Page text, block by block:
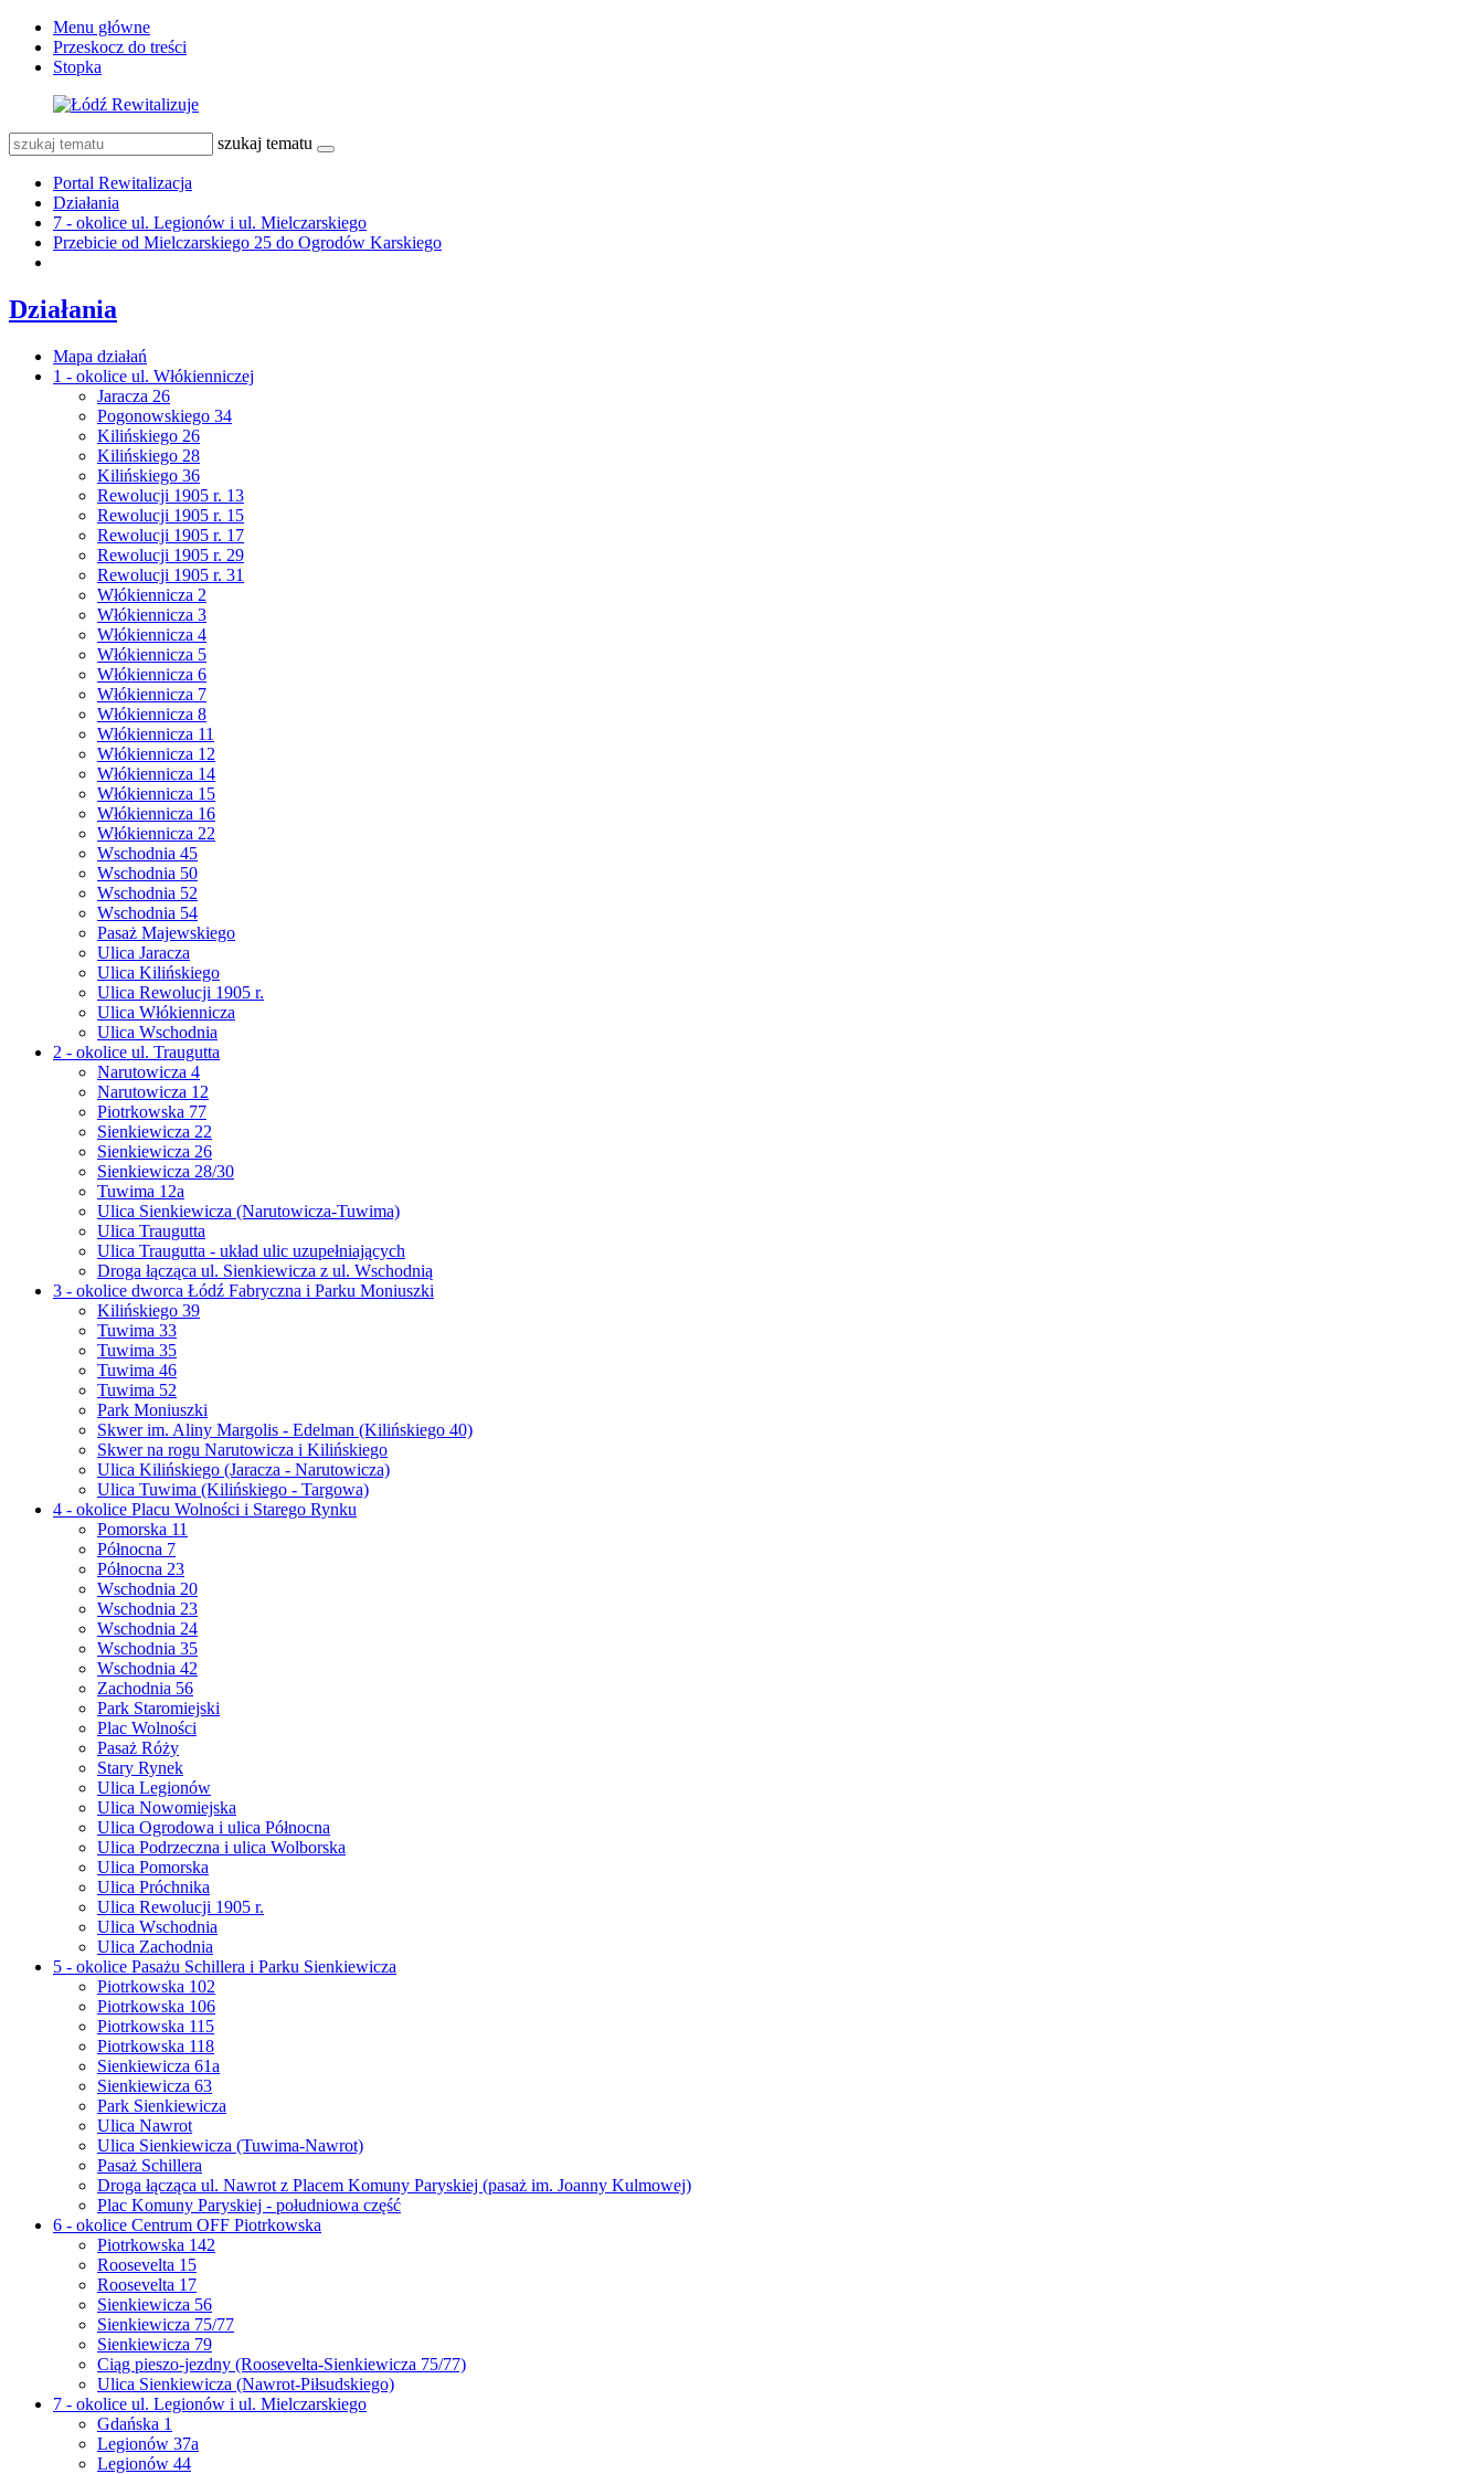
Menu główne
Przeskocz do treści
Stopka
szukaj tematu
Portal Rewitalizacja
Działania
7 - okolice ul. Legionów i ul. Mielczarskiego
Przebicie od Mielczarskiego 25 do Ogrodów Karskiego
Działania
Mapa działań
1 - okolice ul. Włókienniczej
Jaracza 26
Pogonowskiego 34
Kilińskiego 26
Kilińskiego 28
Kilińskiego 36
Rewolucji 1905 r. 13
Rewolucji 1905 r. 15
Rewolucji 1905 r. 17
Rewolucji 1905 r. 29
Rewolucji 1905 r. 31
Włókiennicza 2
Włókiennicza 3
Włókiennicza 4
Włókiennicza 5
Włókiennicza 6
Włókiennicza 7
Włókiennicza 8
Włókiennicza 11
Włókiennicza 12
Włókiennicza 14
Włókiennicza 15
Włókiennicza 16
Włókiennicza 22
Wschodnia 45
Wschodnia 50
Wschodnia 52
Wschodnia 54
Pasaż Majewskiego
Ulica Jaracza
Ulica Kilińskiego
Ulica Rewolucji 1905 r.
Ulica Włókiennicza
Ulica Wschodnia
2 - okolice ul. Traugutta
Narutowicza 4
Narutowicza 12
Piotrkowska 77
Sienkiewicza 22
Sienkiewicza 26
Sienkiewicza 28/30
Tuwima 12a
Ulica Sienkiewicza (Narutowicza-Tuwima)
Ulica Traugutta
Ulica Traugutta - układ ulic uzupełniających
Droga łącząca ul. Sienkiewicza z ul. Wschodnią
3 - okolice dworca Łódź Fabryczna i Parku Moniuszki
Kilińskiego 39
Tuwima 33
Tuwima 35
Tuwima 46
Tuwima 52
Park Moniuszki
Skwer im. Aliny Margolis - Edelman (Kilińskiego 40)
Skwer na rogu Narutowicza i Kilińskiego
Ulica Kilińskiego (Jaracza - Narutowicza)
Ulica Tuwima (Kilińskiego - Targowa)
4 - okolice Placu Wolności i Starego Rynku
Pomorska 11
Północna 7
Północna 23
Wschodnia 20
Wschodnia 23
Wschodnia 24
Wschodnia 35
Wschodnia 42
Zachodnia 56
Park Staromiejski
Plac Wolności
Pasaż Róży
Stary Rynek
Ulica Legionów
Ulica Nowomiejska
Ulica Ogrodowa i ulica Północna
Ulica Podrzeczna i ulica Wolborska
Ulica Pomorska
Ulica Próchnika
Ulica Rewolucji 1905 r.
Ulica Wschodnia
Ulica Zachodnia
5 - okolice Pasażu Schillera i Parku Sienkiewicza
Piotrkowska 102
Piotrkowska 106
Piotrkowska 115
Piotrkowska 118
Sienkiewicza 61a
Sienkiewicza 63
Park Sienkiewicza
Ulica Nawrot
Ulica Sienkiewicza (Tuwima-Nawrot)
Pasaż Schillera
Droga łącząca ul. Nawrot z Placem Komuny Paryskiej (pasaż im. Joanny Kulmowej)
Plac Komuny Paryskiej - południowa część
6 - okolice Centrum OFF Piotrkowska
Piotrkowska 142
Roosevelta 15
Roosevelta 17
Sienkiewicza 56
Sienkiewicza 75/77
Sienkiewicza 79
Ciąg pieszo-jezdny (Roosevelta-Sienkiewicza 75/77)
Ulica Sienkiewicza (Nawrot-Piłsudskiego)
7 - okolice ul. Legionów i ul. Mielczarskiego
Gdańska 1
Legionów 37a
Legionów 44